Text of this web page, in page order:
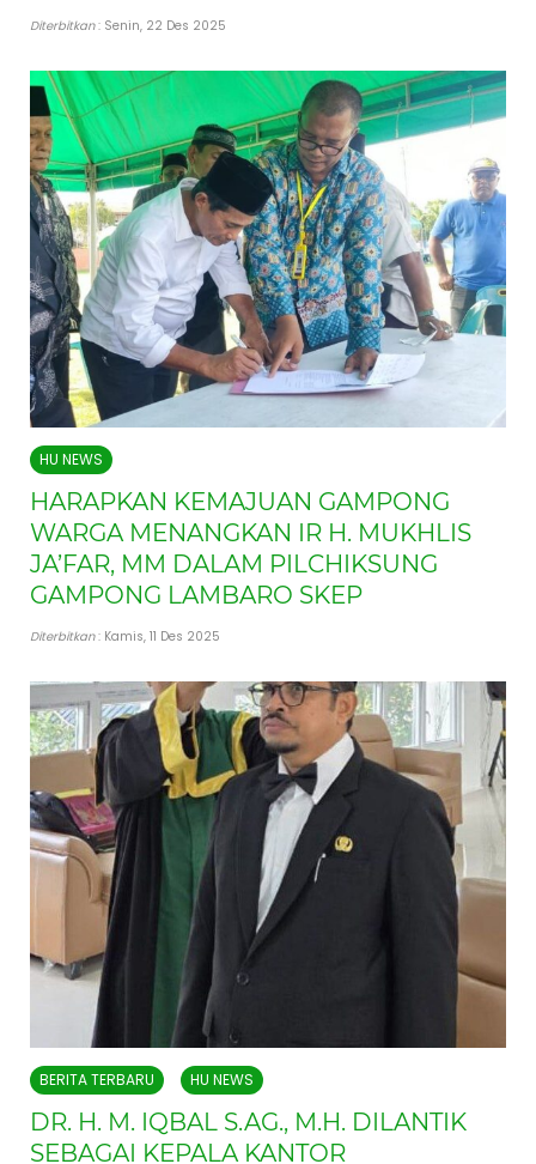
Diterbitkan: Senin, 22 Des 2025
HU NEWS
HARAPKAN KEMAJUAN GAMPONG
WARGA MENANGKAN IR H. MUKHLIS
JA’FAR, MM DALAM PILCHIKSUNG
GAMPONG LAMBARO SKEP
Diterbitkan: Kamis, 11 Des 2025
BERITA TERBARU HU NEWS
DR. H. M. IQBAL S.AG., M.H. DILANTIK
SEBAGAI KEPALA KANTOR